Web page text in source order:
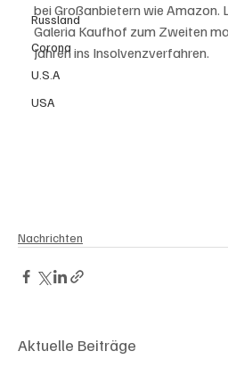
Russland
Corona
U.S.A
USA
bei Großanbietern wie Amazon.
Galeria Kaufhof zum Zweiten
Jahren ins Insolvenzverfahren.
Nachrichten
Aktuelle Beiträge